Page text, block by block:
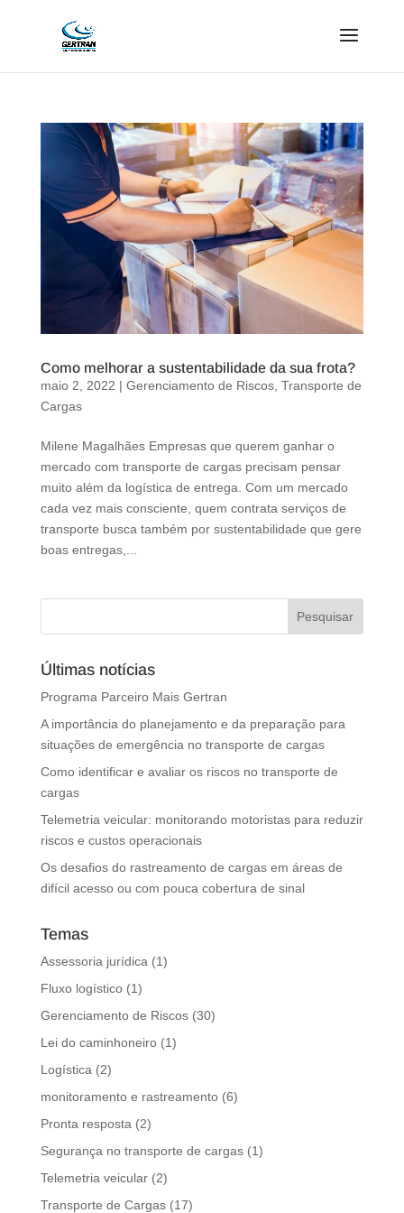
Como melhorar a sustentabilidade da sua frota?
maio 2, 2022 | Gerenciamento de Riscos, Transporte de
Cargas
Milene Magalhães Empresas que querem ganhar o
mercado com transporte de cargas precisam pensar
muito além da logística de entrega. Com um mercado
cada vez mais consciente, quem contrata serviços de
transporte busca também por sustentabilidade que gere
boas entregas,...
Últimas notícias
Programa Parceiro Mais Gertran
A importância do planejamento e da preparação para
situações de emergência no transporte de cargas
Como identificar e avaliar os riscos no transporte de
cargas
Telemetria veicular: monitorando motoristas para reduzir
riscos e custos operacionais
Os desafios do rastreamento de cargas em áreas de
difícil acesso ou com pouca cobertura de sinal
Temas
Assessoria jurídica (1)
Fluxo logístico(1)
Gerenciamento de Riscos(30)
Lei do caminhoneiro(1)
Logística (2)
monitoramento e rastreamento(6)
Pronta resposta (2)
Segurança no transporte de cargas(1)
Telemetria veicular(2)
Transporte de Cargas(17)